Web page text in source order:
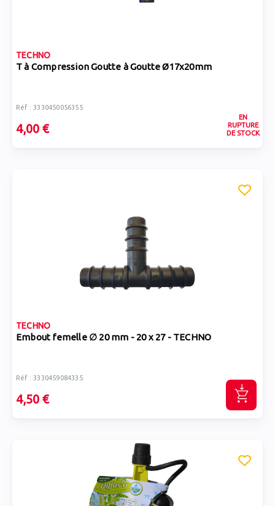
TECHNO
T à Compression Goutte à Goutte Ø17x20mm
Réf : 3330450056355
4,00 €
EN
RUPTURE
DE STOCK
TECHNO
Embout femelle ∅ 20 mm - 20 x 27 - TECHNO
Réf : 3330459084335
4,50 €